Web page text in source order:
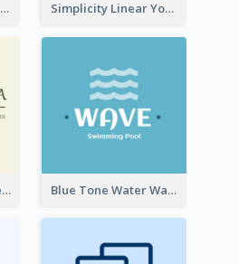
Monochrome House Estate Logo Simplicity Linear Yoga Logo In Monochrome
Natural Drinks Store In Monochrome Blue Tone Water Wave Logo